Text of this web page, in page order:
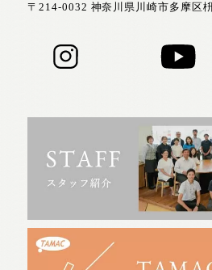
〒214-0032 神奈川県川崎市多摩区